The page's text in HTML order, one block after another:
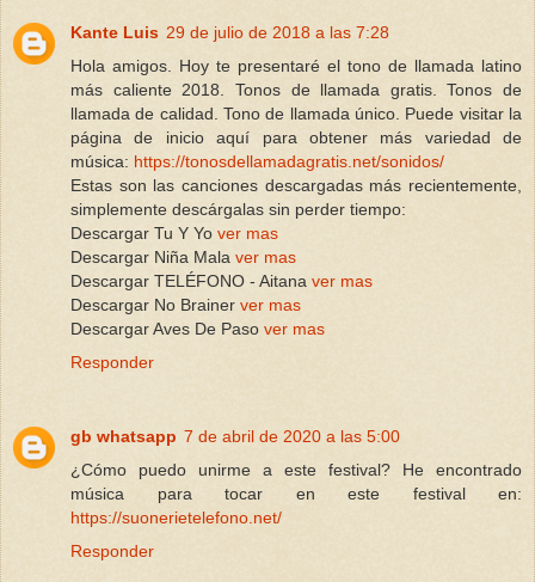
Kante Luis 29 de julio de 2018 a las 7:28
Hola amigos. Hoy te presentaré el tono de llamada latino
más caliente 2018. Tonos de llamada gratis. Tonos de
llamada de calidad. Tono de llamada único. Puede visitar la
página de inicio aquí para obtener más variedad de
música: https://tonosdellamadagratis.net/sonidos/
Estas son las canciones descargadas más recientemente,
simplemente descárgalas sin perder tiempo:
Descargar Tu Y Yo ver mas
Descargar Niña Mala ver mas
Descargar TELÉFONO - Aitana ver mas
Descargar No Brainer ver mas
Descargar Aves De Paso ver mas
Responder
gb whatsapp 7 de abril de 2020 a las 5:00
¿Cómo puedo unirme a este festival? He encontrado
música para tocar en este festival en:
https://suonerietelefono.net/
Responder